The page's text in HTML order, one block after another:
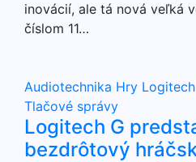
inovácií, ale tá nová veľká
číslom 11…
Audiotechnika Hry Logitech
Tlačové správy
Logitech G
bezdrôtový